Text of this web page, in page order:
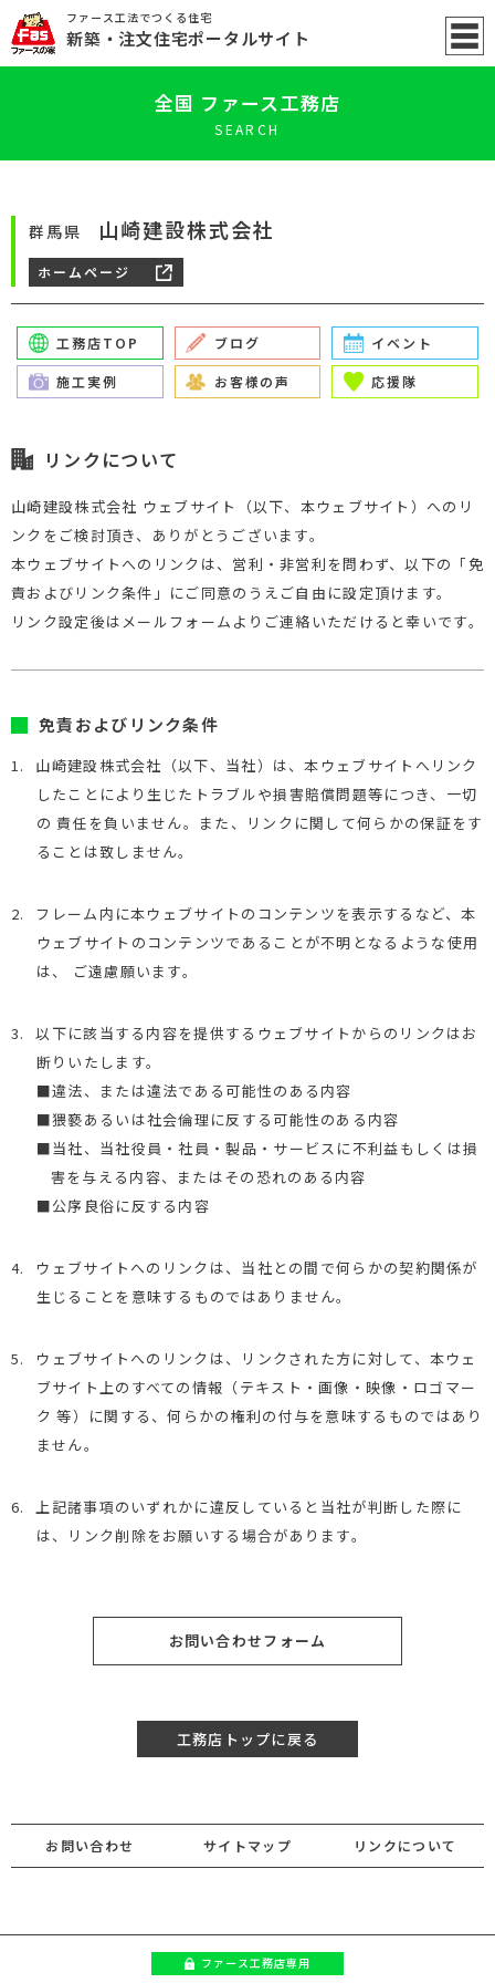
ファース工法でつくる住宅
新築 ・注文住宅ポータルサイト
全国 ファース工務店
SEARCH
群馬県 山崎建設株式会社
ホームページ
工務店TOP ブログ イベント
施工実例 お客様の声 応援隊
リンクについて
山崎建設株式会社 ウェブサイト（以下、本ウェブサイト）へのリ
ンクをご検討頂き、ありがとうございます。
本ウェブサイトへのリンクは、営利・非営利を問わず、以下の「免
責およびリンク条件」にご同意のうえご自由に設定頂けます。
リンク設定後はメールフォームよりご連絡いただけると幸いです。
免責およびリンク条件
1.
山崎建設株式会社（以下、当社）は、本ウェブサイトへリンク
したことにより生じたトラブルや損害賠償問題等につき、一切
の 責任を負いません。また、リンクに関して何らかの保証をす
ることは致しません。
2.
フレーム内に本ウェブサイトのコンテンツを表示するなど、本
ウェブサイトのコンテンツであることが不明となるような使用
は、 ご遠慮願います。
3.
以下に該当する内容を提供するウェブサイトからのリンクはお
断りいたします。
■違法、または違法である可能性のある内容
■猥褻あるいは社会倫理に反する可能性のある内容
■当社、当社役員・社員・製品・サービスに不利益もしくは損
害を与える内容、またはその恐れのある内容
■公序良俗に反する内容
4.
ウェブサイトへのリンクは、当社との間で何らかの契約関係が
生じることを意味するものではありません。
5.
ウェブサイトへのリンクは、リンクされた方に対して、本ウェ
ブサイト上のすべての情報（テキスト・画像・映像・ロゴマー
ク 等）に関する、何らかの権利の付与を意味するものではあり
ません。
6.
上記諸事項のいずれかに違反していると当社が判断した際に
は、リンク削除をお願いする場合があります。
お問い合わせフォーム
工務店トップに戻る
お問い合わせ サイトマップ リンクについて
ファース工務店専用